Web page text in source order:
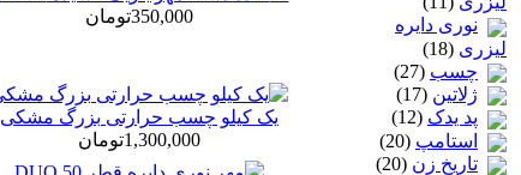
نوری دایره
لیزری (18)
چسب (27)
ژلاتين (17)
پد یدک (12)
استامپ (20)
تاريخ زن (20)
350,000تومان
یک کیلو چسب حرارتی بزرگ مشکی
1,300,000تومان